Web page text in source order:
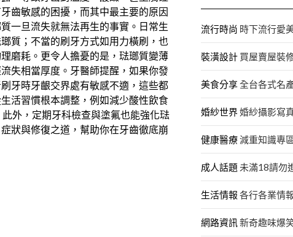
齒敏感的困擾，而其中最主要的原因
一旦流失就無法再生的事實。日常生
質；不當的刷牙方式如用力橫刷，也
磨耗。更令人擔憂的是，琺瑯質變薄
失相當厚度。牙醫師提醒，如果你發
牙時牙齦交界處有敏感不適，這些都
活習慣根本調整，例如減少酸性飲食
外，定期牙科檢查與塗氟也能強化琺
狀與修復之道，幫助你在牙齒徹底崩
流行時尚 時下流行愛
裝潢設計 買屋賣屋裝
美食分享全台各式名
婚紗世界婚紗攝影寫
健康醫療減重知識專
成人話題 未滿18請勿
生活情報 各行各業情
網路資訊 新奇趣味爆